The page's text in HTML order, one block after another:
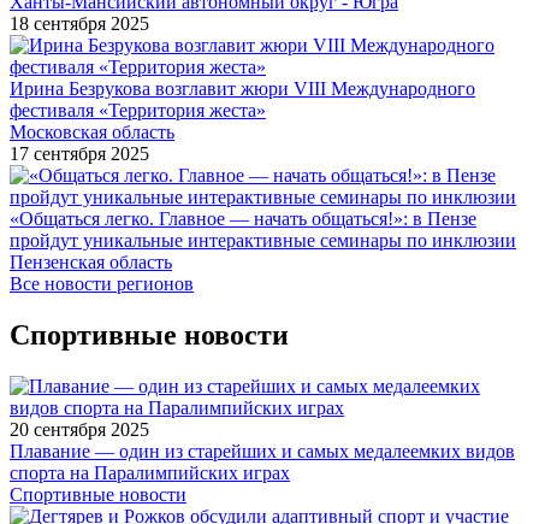
18 сентября 2025
Ирина Безрукова возглавит жюри VIII Международного
фестиваля «Территория жеста»
Московская область
17 сентября 2025
«Общаться легко. Главное — начать общаться!»: в Пензе
пройдут уникальные интерактивные семинары по инклюзии
Пензенская область
Все новости регионов
Спортивные новости
20 сентября 2025
Плавание — один из старейших и самых медалеемких видов
спорта на Паралимпийских играх
Спортивные новости